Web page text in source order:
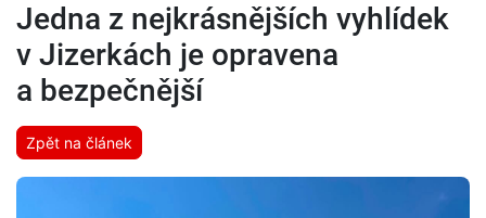
Jedna z nejkrásnějších vyhlídek
v Jizerkách je opravena
a bezpečnější
Zpět na článek